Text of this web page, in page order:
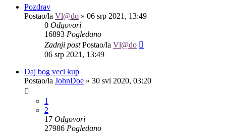
Pozdrav
Postao/la Vl@do » 06 srp 2021, 13:49
0 Odgovori
16893 Pogledano
Zadnji postPostao/la Vl@do
06 srp 2021, 13:49
Daj bog veci kup
Postao/la JohnDoe » 30 svi 2020, 03:20
1
2
17 Odgovori
27986 Pogledano